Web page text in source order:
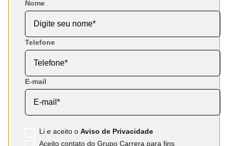
Nome
Telefone
E-mail
Li e aceito o Aviso de Privacidade
Aceito contato do Grupo Carrera para fins